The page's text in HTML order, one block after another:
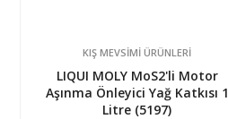
KIŞ MEVSİMİ ÜRÜNLERİ
LIQUI MOLY MoS2'li Motor
Aşınma Önleyici Yağ Katkısı 1
Litre (5197)